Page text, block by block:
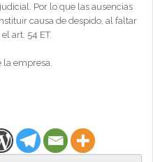
Por lo que las ausencias
causa de despido, al faltar
art. 54 ET.
la empresa.